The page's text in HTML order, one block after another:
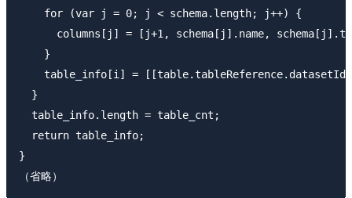
    for (var j = 0; j < schema.length; j++) {
columns[j] = [j+1, schema[j].name,
    }
table_info[i] =
  }
  table_info.length = table_cnt;
  return table_info;
}